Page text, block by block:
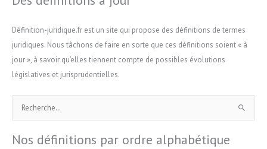
Définition-juridique.fr est un site qui propose des définitions de termes
juridiques. Nous tâchons de faire en sorte que ces définitions soient « à
jour », à savoir qu’elles tiennent compte de possibles évolutions
législatives et jurisprudentielles.
cNos définitions par ordre alphabétique